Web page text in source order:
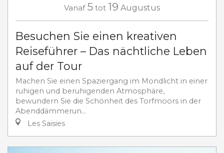
Vanaf 5 tot 19 Augustus
Besuchen Sie einen kreativen
Reiseführer – Das nächtliche Leben
auf der Tour
Machen Sie einen Spaziergang im Mondlicht in einer
ruhigen und beruhigenden Atmosphäre,
bewundern Sie die Schönheit des Torfmoors in der
Abenddämmerun...
Les Saisies